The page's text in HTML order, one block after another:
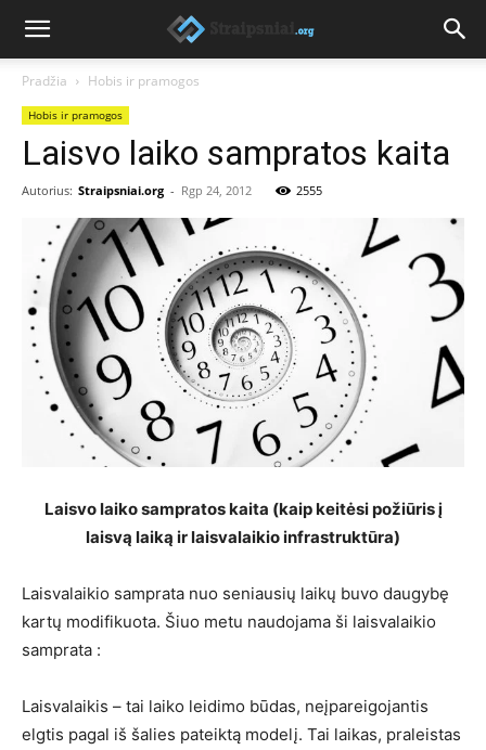
Pradžia Hobis ir pramogos
Hobis ir pramogos
Laisvo laiko sampratos kaita
Autorius: Straipsniai.org - Rgp 24, 2012 2555
Laisvo laiko sampratos kaita (kaip keitėsi požiūris į
laisvą laiką ir laisvalaikio infrastruktūra)
Laisvalaikio samprata nuo seniausių laikų buvo daugybę
kartų modifikuota. Šiuo metu naudojama ši laisvalaikio
samprata :
Laisvalaikis – tai laiko leidimo būdas, neįpareigojantis
elgtis pagal iš šalies pateiktą modelį. Tai laikas, praleistas